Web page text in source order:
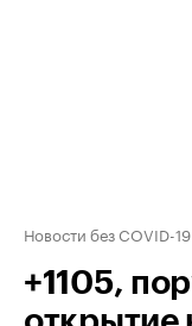
Новости без COVID-19
+1105,